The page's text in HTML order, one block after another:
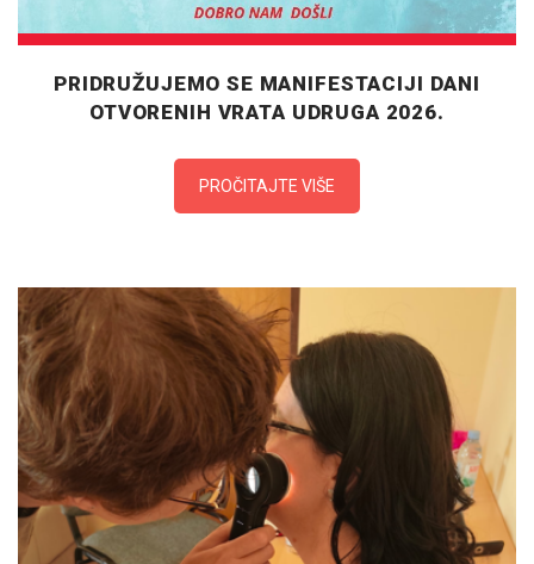
PRIDRUŽUJEMO SE MANIFESTACIJI DANI
OTVORENIH VRATA UDRUGA 2026.
PROČITAJTE VIŠE